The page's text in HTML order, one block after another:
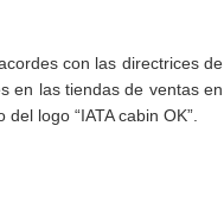
con las directrices de
en las tiendas de ventas en
logo “IATA cabin OK”.